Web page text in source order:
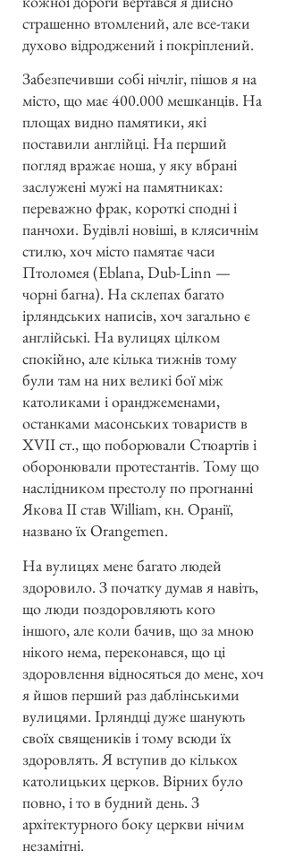
страшенно втомлений, але все-таки
духово відроджений і покріплений.
Забезпечивши собі нічліг, пішов я на
місто, що має 400.000 мешканців. На
площах видно памятики, які
поставили англійці. На перший
погляд вражає ноша, у яку вбрані
заслужені мужі на памятниках:
переважно фрак, короткі сподні і
панчохи. Будівлі новіші, в клясичнім
стилю, хоч місто памятає часи
Птоломея (Eblana, Dub-Linn —
чорні багна). На склепах багато
ірляндських написів, хоч загально є
англійські. На вулицях цілком
спокійно, але кілька тижнів тому
були там на них великі бої між
католиками і оранджеменами,
останками масонських товариств в
XVII ст., що поборювали Стюартів і
оборонювали протестантів. Тому що
наслідником престолу по прогнанні
Якова II став William, кн. Оранії,
названо їх Orangemen.
На вулицях мене багато людей
здоровило. З початку думав я навіть,
що люди поздоровляють кого
іншого, але коли бачив, що за мною
нікого нема, переконався, що ці
здоровлення відносяться до мене, хоч
я йшов перший раз даблінськими
вулицями. Ірляндці дуже шанують
своїх священиків і тому всюди їх
здоровлять. Я вступив до кількох
католицьких церков. Вірних було
повно, і то в будний день. З
архітектурного боку церкви нічим
незамітні.